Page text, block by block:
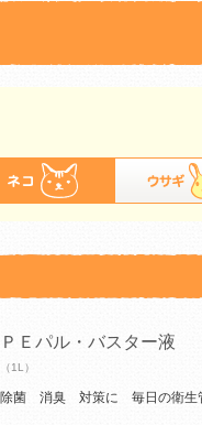
ＰＥパル・バスター液
（1L）
除菌 消臭 対策に 毎日の衛生